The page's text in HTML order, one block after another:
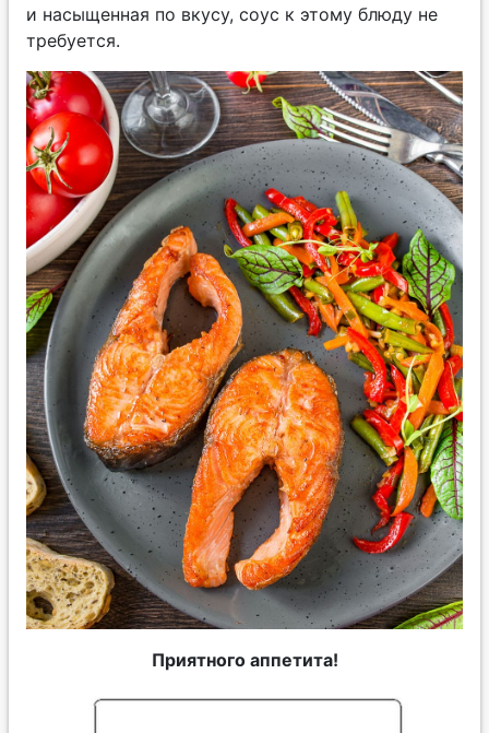
и насыщенная по вкусу, соус к этому блюду не
требуется.
Приятного аппетита!